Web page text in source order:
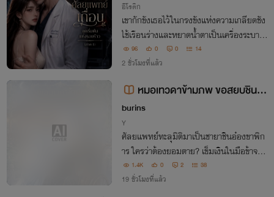
อีโรติก
เขากักขังเธอไว้ในกรงขังแห่งความเกลียดชัง
ใช้เรือนร่างและหยาดน้ำตาเป็นเครื่องระบาย
ความแค้น กว่าจะรู้ตัว นกน้อยในกรงได้บินห
นีพร้อมกับหัวใจที่บอบช้ำเหลือไว้เพียงความ
96 0 0 14
2 ชั่วโมงที่แล้ว
หมอเทวดาข้ามภพ ขอสยบชินอ๋
องไร้ใจ
burins
Y
ศัลยแพทย์ทะลุมิติมาเป็นชายาชินอ๋องขาพิก
าร ใครว่าต้องยอมตาย? เข็มเงินในมือข้าจะรั
กษาขาให้ท่าน แลกกับอำนาจหนุนหลังตบเก
รียนคนชั่วทั้งเมืองหลวง!
1.4K 0 2 38
19 ชั่วโมงที่แล้ว